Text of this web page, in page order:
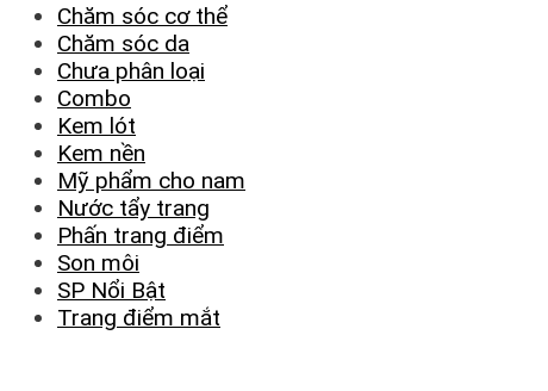
Chăm sóc cơ thể
Chăm sóc da
Chưa phân loại
Combo
Kem lót
Kem nền
Mỹ phẩm cho nam
Nước tẩy trang
Phấn trang điểm
Son môi
SP Nổi Bật
Trang điểm mắt